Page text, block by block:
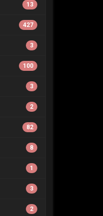
13
427
3
100
3
2
82
8
1
3
2